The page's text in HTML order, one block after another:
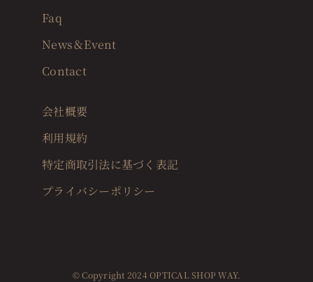
Faq
News＆Event
Contact
会社概要
利用規約
特定商取引法に基づく表記
プライバシーポリシー
© Copyright 2024 OPTICAL SHOP WAY.